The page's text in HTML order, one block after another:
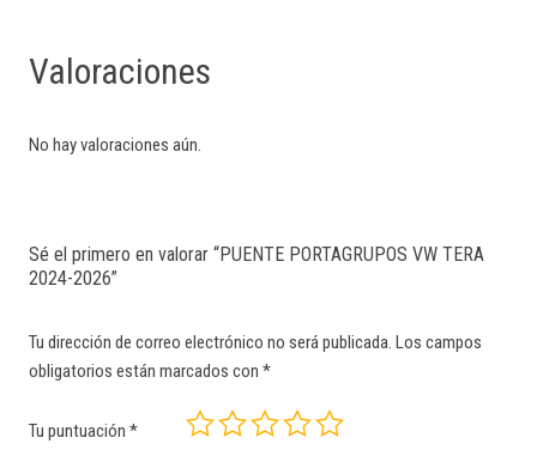
Valoraciones
No hay valoraciones aún.
Sé el primero en valorar “PUENTE PORTAGRUPOS VW TERA
2024-2026”
Tu dirección de correo electrónico no será publicada. Los campos
obligatorios están marcados con *
Tu puntuación *